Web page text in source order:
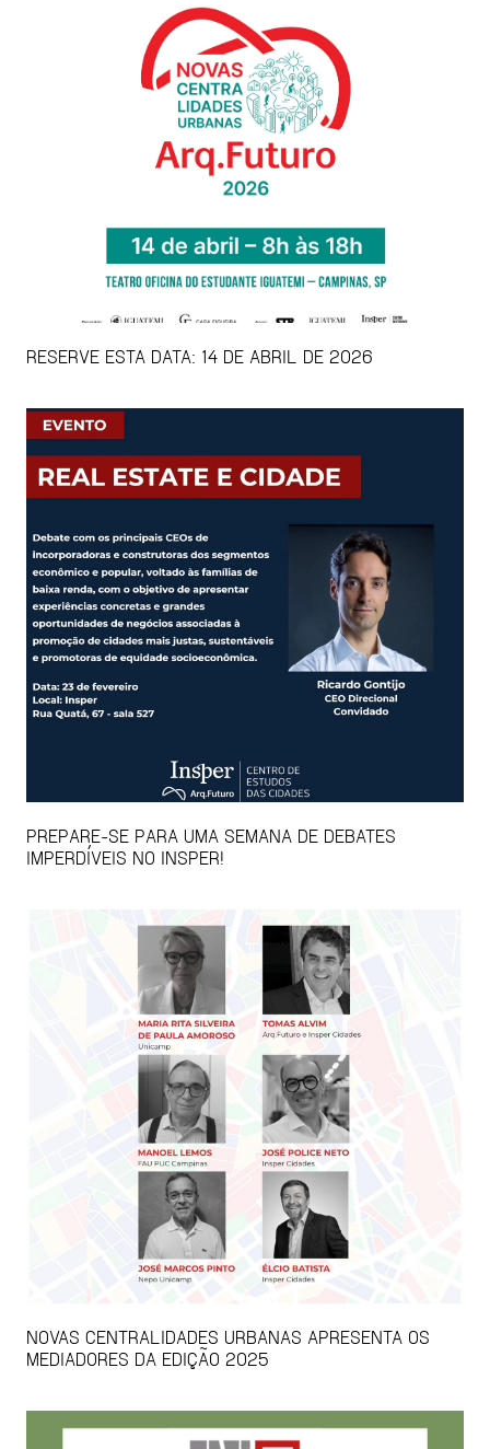
RESERVE ESTA DATA: 14 DE ABRIL DE 2026
PREPARE-SE PARA UMA SEMANA DE DEBATES
IMPERDÍVEIS NO INSPER!
NOVAS CENTRALIDADES URBANAS APRESENTA OS
MEDIADORES DA EDIÇÃO 2025